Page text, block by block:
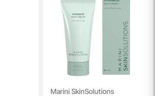
Marini SkinSolutions